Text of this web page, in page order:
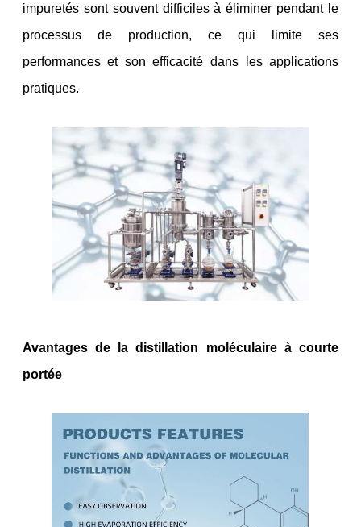
impuretés sont souvent difficiles à éliminer pendant le
processus de production, ce qui limite ses
performances et son efficacité dans les applications
pratiques.
Avantages de la distillation moléculaire à courte
portée